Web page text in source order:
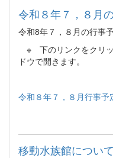
令和８年７，８月
令和8年７，８月の行事
※ 下のリンクをクリッ
ドウで開きます。
令和８年７，８月行事予
移動水族館について